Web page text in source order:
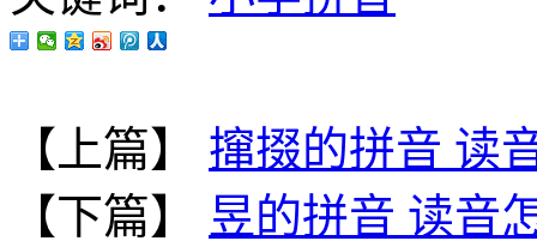
【上篇】 撺掇的拼音 读
【下篇】 昱的拼音 读音